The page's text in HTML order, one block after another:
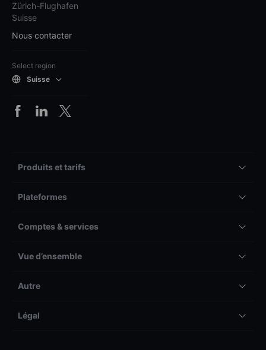
Zürich-Flughafen
Suisse
Nous contacter
Select region
Suisse
Produits et tarifs
Plateformes
Comptes & services
Vue d’ensemble
Autre
Légal